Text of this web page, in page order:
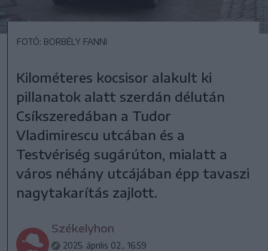
FOTÓ: BORBÉLY FANNI
Kilométeres kocsisor alakult ki
pillanatok alatt szerdán délután
Csíkszeredában a Tudor
Vladimirescu utcában és a
Testvériség sugárúton, mialatt a
város néhány utcájában épp tavaszi
nagytakarítás zajlott.
Székelyhon
2025. április 02., 16:59